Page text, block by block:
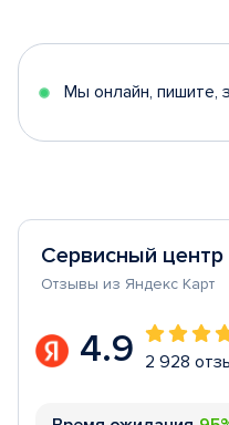
5
Мы онлайн, пишите,
Сервисный центр
Отзывы из Яндекс Карт
4.9 2 928